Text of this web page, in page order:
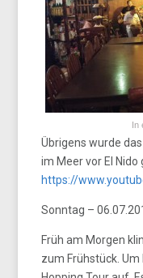
In
Übrigens wurde
im Meer vor El Nido
https://
Sonntag –
Früh am Morgen
zum Frühstück.